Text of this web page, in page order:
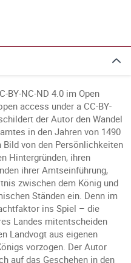
BY-NC-ND 4.0 im Open
access under a CC-BY-
der Autor den Wandel
in den Jahren von 1490
von den Persönlichkeiten
Hintergründen, ihren
ihrer Amtseinführung,
zwischen dem König und
Ständen ein. Denn im
ins Spiel – die
Landes mitentscheiden
Landvogt aus eigenen
vorzogen. Der Autor
auf das Geschehen in den